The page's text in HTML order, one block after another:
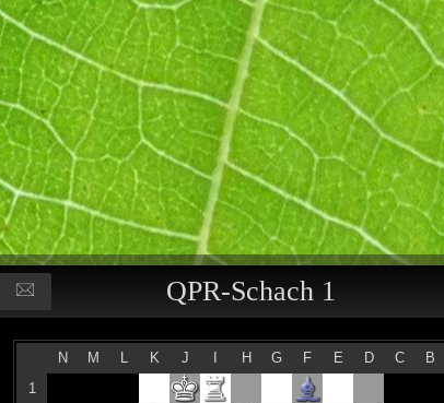
QPR-Schach 1
N M K J H G F E D C B
1